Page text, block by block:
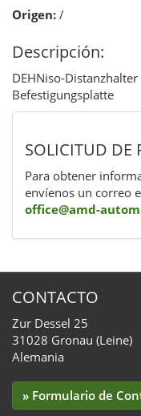
Origen: /
Descripción:
DEHNiso-
Befestigungsplatte
SOLICITUD DE
Para obtener
envíenos un correo
office@amd-
CONTACTO
Zur Dessel 25
31028 Gronau (Leine)
Alemania
» Formulario de